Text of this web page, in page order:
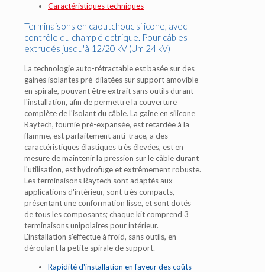
Caractéristiques techniques
Terminaisons en caoutchouc silicone, avec
contrôle du champ électrique. Pour câbles
extrudés jusqu'à 12/20 kV (Um 24 kV)
La technologie auto-rétractable est basée sur des
gaines isolantes pré-dilatées sur support amovible
en spirale, pouvant être extrait sans outils durant
l'installation, afin de permettre la couverture
complète de l'isolant du câble. La gaine en silicone
Raytech, fournie pré-expansée, est retardée à la
flamme, est parfaitement anti-trace, a des
caractéristiques élastiques très élevées, est en
mesure de maintenir la pression sur le câble durant
l'utilisation, est hydrofuge et extrêmement robuste.
Les terminaisons Raytech sont adaptés aux
applications d'intérieur, sont très compacts,
présentant une conformation lisse, et sont dotés
de tous les composants; chaque kit comprend 3
terminaisons unipolaires pour intérieur.
L'installation s'effectue à froid, sans outils, en
déroulant la petite spirale de support.
Rapidité d'installation en faveur des coûts